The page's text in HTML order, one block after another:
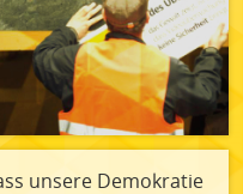
unsere Demokratie